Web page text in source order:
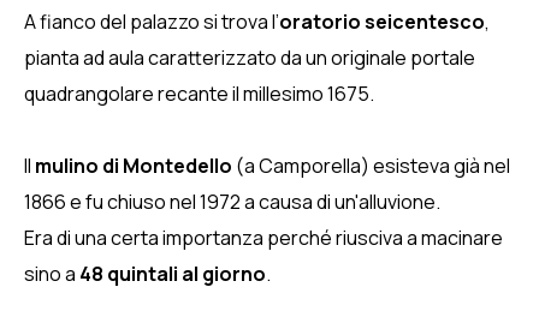
A fianco del palazzo si trova l’oratorio seicentesco,
pianta ad aula caratterizzato da un originale portale
quadrangolare recante il millesimo 1675.
Il mulino di Montedello (a Camporella) esisteva già nel
1866 e fu chiuso nel 1972 a causa di un'alluvione.
Era di una certa importanza perché riusciva a macinare
sino a 48 quintali al giorno.